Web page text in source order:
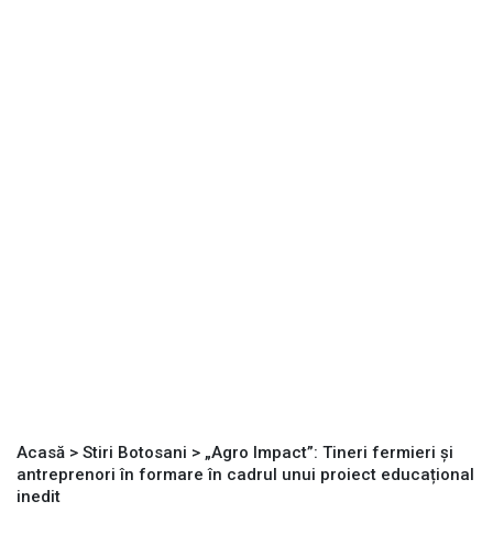
Acasă > Stiri Botosani > „Agro Impact”: Tineri fermieri și
antreprenori în formare în cadrul unui proiect educațional
inedit